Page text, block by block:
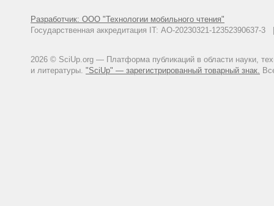
Разработчик: ООО "Технологии мобильного чтения"
Государственная аккредитация IT: АО-20230321-
2026 © SciUp.org — Платформа публикаций в области науки,
и литературы. "SciUp" — зарегистрированный товарный знак.